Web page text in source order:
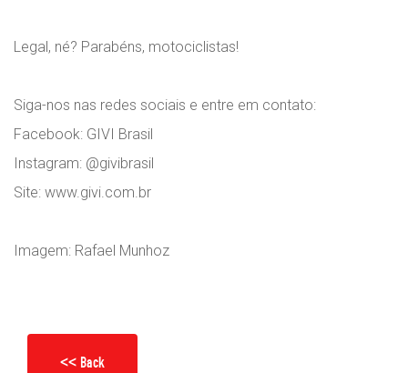
Legal, né? Parabéns, motociclistas!
Siga-nos nas redes sociais e entre em contato:
Facebook: GIVI Brasil
Instagram: @givibrasil
Site: www.givi.com.br
Imagem: Rafael Munhoz
<< Back